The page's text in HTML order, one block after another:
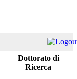
Dottorato di
Ricerca